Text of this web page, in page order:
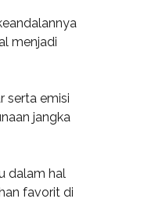
menjadi
serta emisi
jangka
dalam hal
favorit di